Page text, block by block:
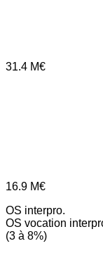
31.4 M€
16.9 M€
OS interpro.
OS vocation
(3 à 8%)